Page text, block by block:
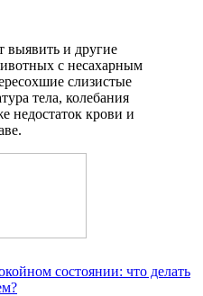
выявить и другие
с несахарным
слизистые
тела, колебания
недостаток крови и
состоянии: что делать